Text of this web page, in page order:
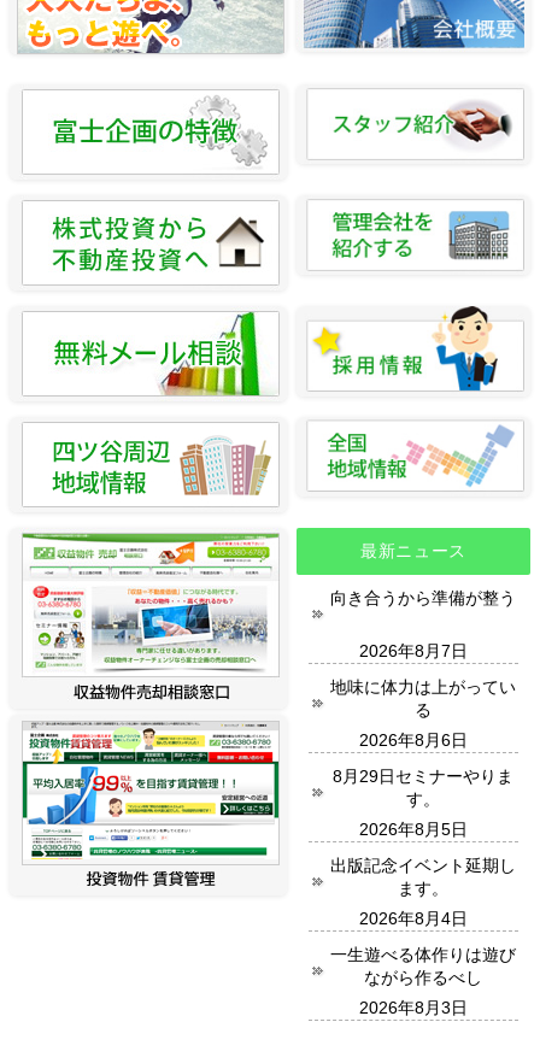
最新ニュース
向き合うから準備が整う
2026年8月7日
地味に体力は上がってい
る
2026年8月6日
8月29日セミナーやりま
す。
2026年8月5日
出版記念イベント延期し
ます。
2026年8月4日
一生遊べる体作りは遊び
ながら作るべし
2026年8月3日